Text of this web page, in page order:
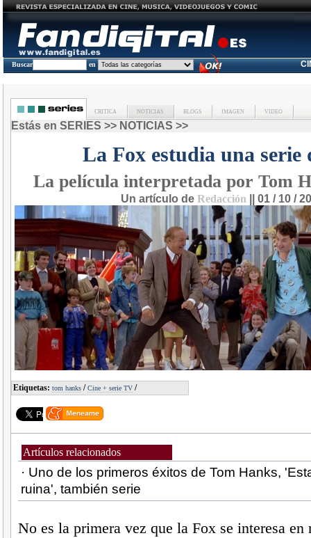
Buscar en
CRITICA NOTICIAS BLOGS IMAGEN VIDEO
Estás en SERIES >> NOTICIAS >>
La Fox estudia una serie
La película interpretada por Tom
Un artículo de Redacción || 01 / 10 /
Etiquetas: tom hanks/Cine + serie TV/
Artículos relacionados
· Uno de los primeros éxitos de Tom Hanks,
ruina', también serie
No es la primera vez que la Fox se interesa en